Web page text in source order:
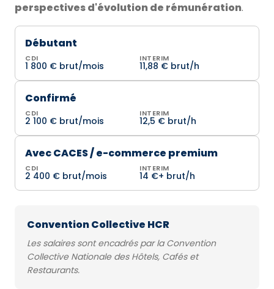
perspectives d'évolution de rémunération.
Débutant
CDI
1 800 € brut/mois
INTERIM
11,88 € brut/h
Confirmé
CDI
2 100 € brut/mois
INTERIM
12,5 € brut/h
Avec CACES / e-commerce premium
CDI
2 400 € brut/mois
INTERIM
14 €+ brut/h
Convention Collective HCR
Les salaires sont encadrés par la Convention
Collective Nationale des Hôtels, Cafés et
Restaurants.